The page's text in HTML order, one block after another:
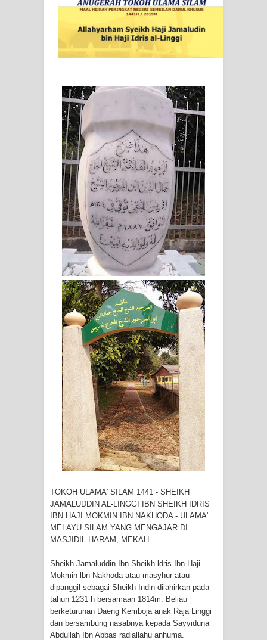
MUKASYAFAH MENURUT AHL AL-
SUNNAH WAL JAMA'AH: BUKAN
SEKADAR MELIHAT, TETAPI
MENGENAL DIRI
SYARAHAN TINGKAT TINGGI
TASAWWUF*
Syahadat… tapi belum benar-benar
menyaksikan.
KISAH WALI SUFI, YANG BACAAN
SURAT AL-FATIHAHNYA TIDAK
FASIH. TAPI SINGA PUN TUNDUK
PADANYA
SHAYKH TAREKAT ATAU TUKANG
SIHIR? JANGAN MUDAH
TERPESONA, JANGAN JUGA
MUDAH MENGHUKUM
DI TANGAN MURSYID, CINTA
ALLAH MENYEMBUHKAN HATI, JIWA
TURUT MENJADI KUAT
TASAWUF: BUKAN AJARAN PELIK,
TOKOH ULAMA' SILAM 1441 - SHEIKH
JAMALUDDIN AL-LINGGI IBN SHEIKH IDRIS
IBN HAJI MOKMIN IBN NAKHODA - ULAMA'
MELAYU SILAM YANG MENGAJAR DI
MASJIDIL HARAM, MEKAH.
Sheikh Jamaluddin Ibn Sheikh ldris Ibn Haji
Mokmin lbn Nakhoda atau masyhur atau
dipanggil sebagai Sheikh Indin dilahirkan pada
tahun 1231 h bersamaan 1814m. Beliau
berketurunan Daeng Kemboja anak Raja Linggi
dan bersambung nasabnya kepada Sayyiduna
Abdullah Ibn Abbas radiallahu anhuma.